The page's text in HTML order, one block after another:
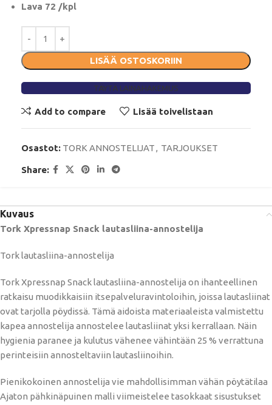
Lava 72 /kpl
LISÄÄ OSTOSKORIIN
TÄYTÄ LAINAHAKEMUS
Add to compare Lisää toivelistaan
Osastot: TORK ANNOSTELIJAT, TARJOUKSET
Share:
Kuvaus
Tork Xpressnap Snack lautasliina-annostelija
Tork lautasliina-annostelija
Tork Xpressnap Snack lautasliina-annostelija on ihanteellinen
ratkaisu muodikkaisiin itsepalveluravintoloihin, joissa lautasliinat
ovat tarjolla pöydissä. Tämä aidoista materiaaleista valmistettu
kapea annostelija annostelee lautasliinat yksi kerrallaan. Näin
hygienia paranee ja kulutus vähenee vähintään 25 % verrattuna
perinteisiin annosteltaviin lautasliinoihin.
Pienikokoinen annostelija vie mahdollisimman vähän pöytätilaa
Ajaton pähkinäpuinen malli viimeistelee tasokkaat sisustukset